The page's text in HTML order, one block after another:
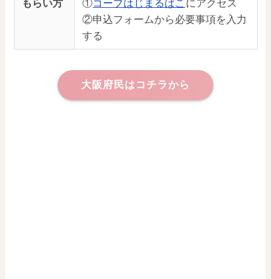
もらい方 ①コープはじまるばこ にアクセス
②申込フォームから必要事項を入力
する
大阪府民はコチラから